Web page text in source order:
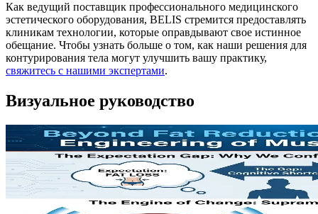
Как ведущий поставщик профессионального медицинского
эстетического оборудования, BELIS стремится предоставлять
клиникам технологии, которые оправдывают свое истинное
обещание. Чтобы узнать больше о том, как наши решения для
контурирования тела могут улучшить вашу практику,
свяжитесь с нашими экспертами.
Визуальное руководство